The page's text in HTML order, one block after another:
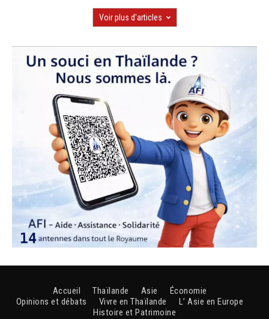
Voir plus d'articles
Accueil Thaïlande Asie
Économie
Opinions et débats
Vivre en Thaïlande
L’ Asie en Europe
Histoire et Patrimoine